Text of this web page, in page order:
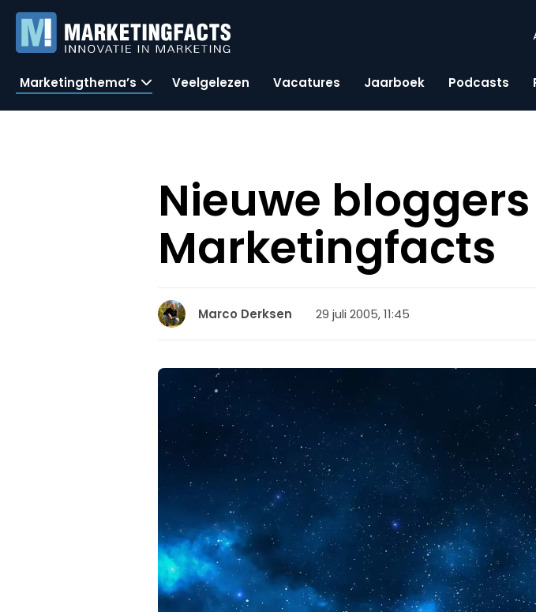
Marketingthema’s Veelgelezen Vacatures Jaarboek Podcasts
Nieuwe
Marketingfacts
Marco Derksen 29 juli 2005, 11:45